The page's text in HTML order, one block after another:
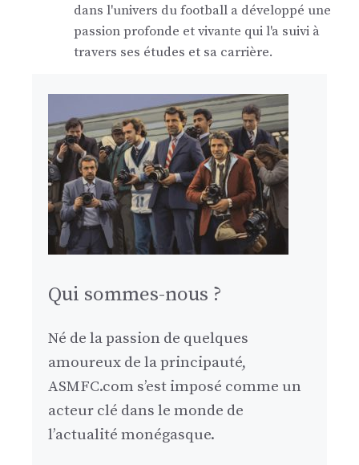
dans l'univers du football a développé une
passion profonde et vivante qui l'a suivi à
travers ses études et sa carrière.
Qui sommes-nous ?
Né de la passion de quelques
amoureux de la principauté,
ASMFC.com s’est imposé comme un
acteur clé dans le monde de
l’actualité monégasque.